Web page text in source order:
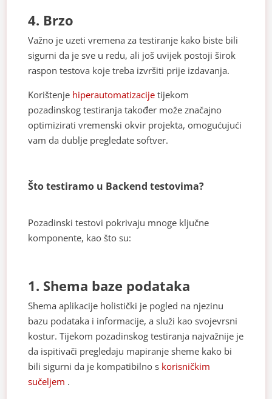
4. Brzo
Važno je uzeti vremena za testiranje kako biste bili
sigurni da je sve u redu, ali još uvijek postoji širok
raspon testova koje treba izvršiti prije izdavanja.
Korištenje hiperautomatizacije tijekom
pozadinskog testiranja također može značajno
optimizirati vremenski okvir projekta, omogućujući
vam da dublje pregledate softver.
Što testiramo u Backend testovima?
Pozadinski testovi pokrivaju mnoge ključne
komponente, kao što su:
1. Shema baze podataka
Shema aplikacije holistički je pogled na njezinu
bazu podataka i informacije, a služi kao svojevrsni
kostur. Tijekom pozadinskog testiranja najvažnije je
da ispitivači pregledaju mapiranje sheme kako bi
bili sigurni da je kompatibilno s korisničkim
sučeljem .